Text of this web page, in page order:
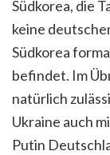
Südkorea, die
keine
Südkorea
befindet. Im
natürlich
Ukraine auch
Putin